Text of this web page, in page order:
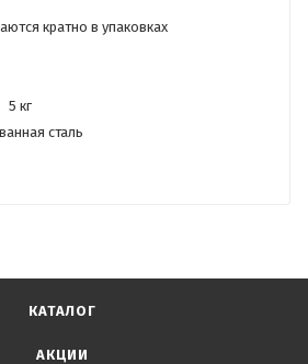
кратно в упаковках
5 кг
сталь
КАТАЛОГ
АКЦИИ